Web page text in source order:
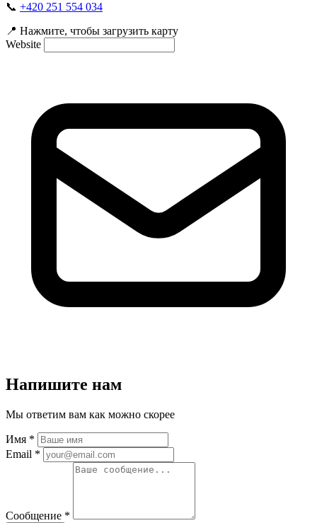
📞 +420 251 554 034
📍 Нажмите, чтобы загрузить карту
Website
Напишите нам
Мы ответим вам как можно скорее
Имя *
Email *
Сообщение *